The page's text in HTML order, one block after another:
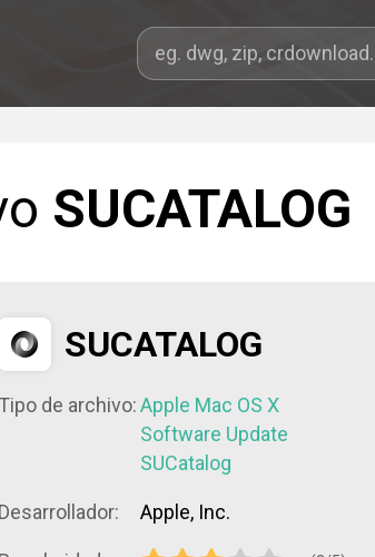
SUCATALOG
SUCATALOG
Tipo de archivo:Apple Mac OS X
Software Update
SUCatalog
Desarrollador: Apple, Inc.